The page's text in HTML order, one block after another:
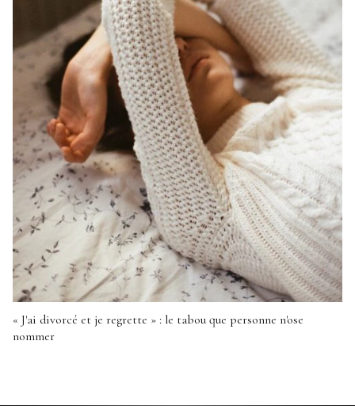
« J'ai divorcé et je regrette » : le tabou que personne n'ose
nommer